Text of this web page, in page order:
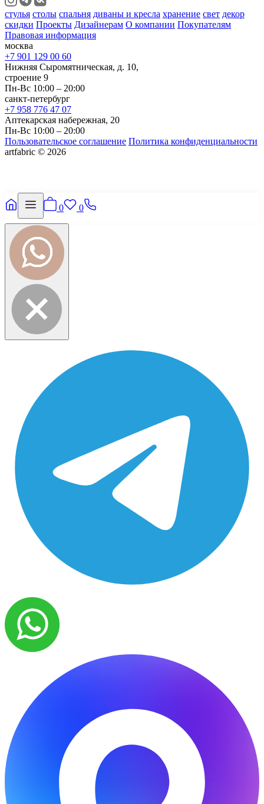
стулья столы спальня диваны и кресла хранение свет декор
скидки Проекты Дизайнерам О компании Покупателям
Правовая информация
москва
+7 901 129 00 60
Нижняя Сыромятническая, д. 10,
строение 9
Пн-Вс 10:00 – 20:00
санкт-петербург
+7 958 776 47 07
Аптекарская набережная, 20
Пн-Вс 10:00 – 20:00
Пользовательское соглашение Политика конфиденциальности
artfabric © 2026
0 0